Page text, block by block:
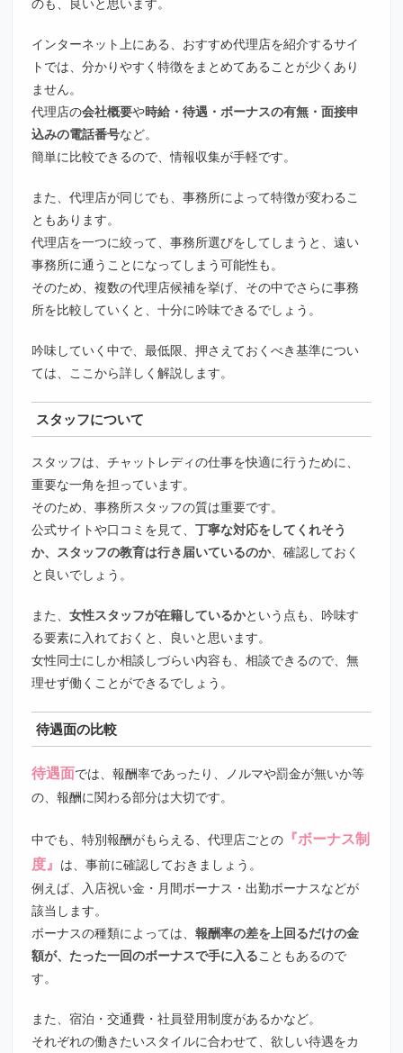
インターネット上にある、おすすめ代理店を紹介するサイ
トでは、分かりやすく特徴をまとめてあることが少くあり
ません。
代理店の会社概要や時給・待遇・ボーナスの有無・面接申
込みの電話番号など。
簡単に比較できるので、情報収集が手軽です。
また、代理店が同じでも、事務所によって特徴が変わるこ
ともあります。
代理店を一つに絞って、事務所選びをしてしまうと、遠い
事務所に通うことになってしまう可能性も。
そのため、複数の代理店候補を挙げ、その中でさらに事務
所を比較していくと、十分に吟味できるでしょう。
吟味していく中で、最低限、押さえておくべき基準につい
ては、ここから詳しく解説します。
スタッフについて
スタッフは、チャットレディの仕事を快適に行うために、
重要な一角を担っています。
そのため、事務所スタッフの質は重要です。
公式サイトや口コミを見て、丁寧な対応をしてくれそう
か、スタッフの教育は行き届いているのか、確認しておく
と良いでしょう。
また、女性スタッフが在籍しているかという点も、吟味す
る要素に入れておくと、良いと思います。
女性同士にしか相談しづらい内容も、相談できるので、無
理せず働くことができるでしょう。
待遇面の比較
待遇面では、報酬率であったり、ノルマや罰金が無いか等
の、報酬に関わる部分は大切です。
中でも、特別報酬がもらえる、代理店ごとの 『ボーナス制
度』 は、事前に確認しておきましょう。
例えば、入店祝い金・月間ボーナス・出勤ボーナスなどが
該当します。
ボーナスの種類によっては、報酬率の差を上回るだけの金
額が、たった一回のボーナスで手に入ることもあるので
す。
また、宿泊・交通費・社員登用制度があるかなど。
それぞれの働きたいスタイルに合わせて、欲しい待遇をカ